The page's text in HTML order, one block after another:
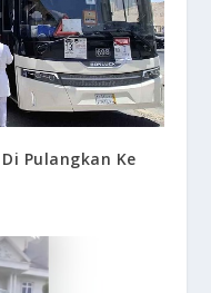
Pulangkan Ke